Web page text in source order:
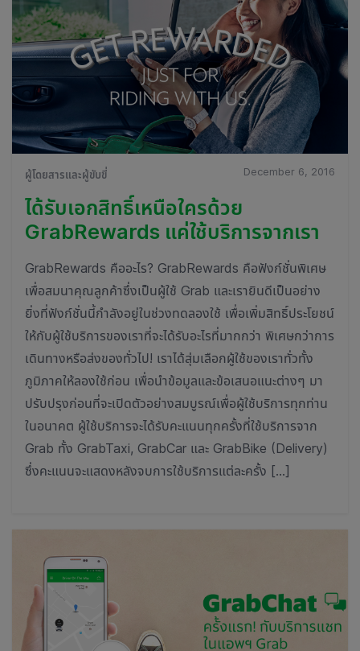
ผู้โดยสารและผู้ขับขี่ December 6, 2016
ได้รับเอกสิทธิ์เหนือใครด้วย
GrabRewards แค่ใช้บริการจากเรา
GrabRewards คืออะไร? GrabRewards คือฟังก์ชั่นพิเศษ
เพื่อสมนาคุณลูกค้าซึ่งเป็นผู้ใช้ Grab และเรายินดีเป็นอย่าง
ยิ่งที่ฟังก์ชั่นนี้กำลังอยู่ในช่วงทดลองใช้ เพื่อเพิ่มสิทธิ์ประโยชน์
ให้กับผู้ใช้บริการของเราที่จะได้รับอะไรที่มากกว่า พิเศษกว่าการ
เดินทางหรือส่งของทั่วไป! เราได้สุ่มเลือกผู้ใช้ของเราทั่วทั้ง
ภูมิภาคให้ลองใช้ก่อน เพื่อนำข้อมูลและข้อเสนอแนะต่างๆ มา
ปรับปรุงก่อนที่จะเปิดตัวอย่างสมบูรณ์เพื่อผู้ใช้บริการทุกท่าน
ในอนาคต ผู้ใช้บริการจะได้รับคะแนนทุกครั้งที่ใช้บริการจาก
Grab ทั้ง GrabTaxi, GrabCar และ GrabBike (Delivery)
ซึ่งคะแนนจะแสดงหลังจบการใช้บริการแต่ละครั้ง […]